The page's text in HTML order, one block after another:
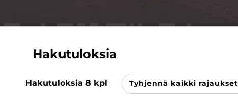
Hakutuloksia
Hakutuloksia 8 kpl Tyhjennä kaikki rajaukset